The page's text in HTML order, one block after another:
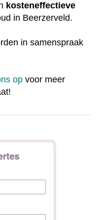
kosteneffectieve
in Beerzerveld.
in samenspraak
op voor meer